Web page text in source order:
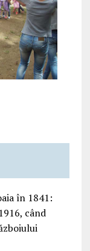
în 1841:
când